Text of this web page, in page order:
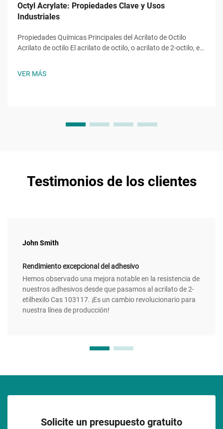
Octyl Acrylate: Propiedades Clave y Usos
Industriales
Propiedades Químicas Principales del Acrilato de Octilo
Acrilato de octilo El acrilato de octilo, o acrilato de 2-octilo, es
una molécula con una cadena alquilo de ocho carbonos
VER MÁS
Testimonios de los clientes
John Smith
Rendimiento excepcional del adhesivo
Hemos observado una mejora notable en la resistencia de
nuestros adhesivos desde que pasamos al acrilato de 2-
etilhexilo Cas 103117. ¡Es un cambio revolucionario para
nuestra línea de producción!
Solicite un presupuesto gratuito